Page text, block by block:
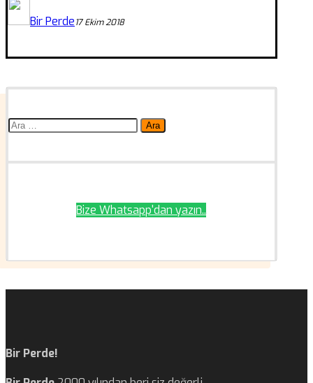
Bir Perde17 Ekim 2018
Arama:
Bize Whatsapp'dan yazın..
Bir Perde!